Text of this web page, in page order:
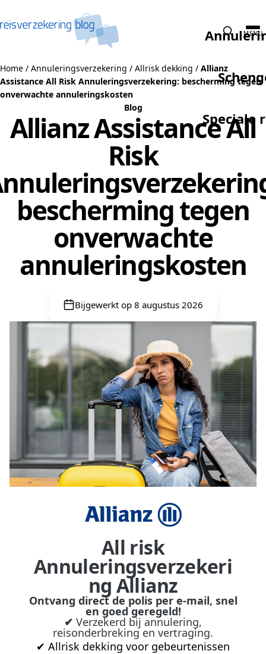
Speciale
MENU
Home / Annuleringsverzekering / Allrisk dekking / Allianz
Assistance All Risk Annuleringsverzekering: bescherming tegen
onverwachte annuleringskosten
Blog
Allianz Assistance All
Risk
bescherming tegen
onverwachte
annuleringskosten
Bijgewerkt op 8 augustus 2026
All risk
Annuleringsverzekeri
ng Allianz
Ontvang direct de polis per e-mail, snel
en goed geregeld!
✔ Verzekerd bij annulering,
reisonderbreking en vertraging.
✔ Allrisk dekking voor gebeurtenissen